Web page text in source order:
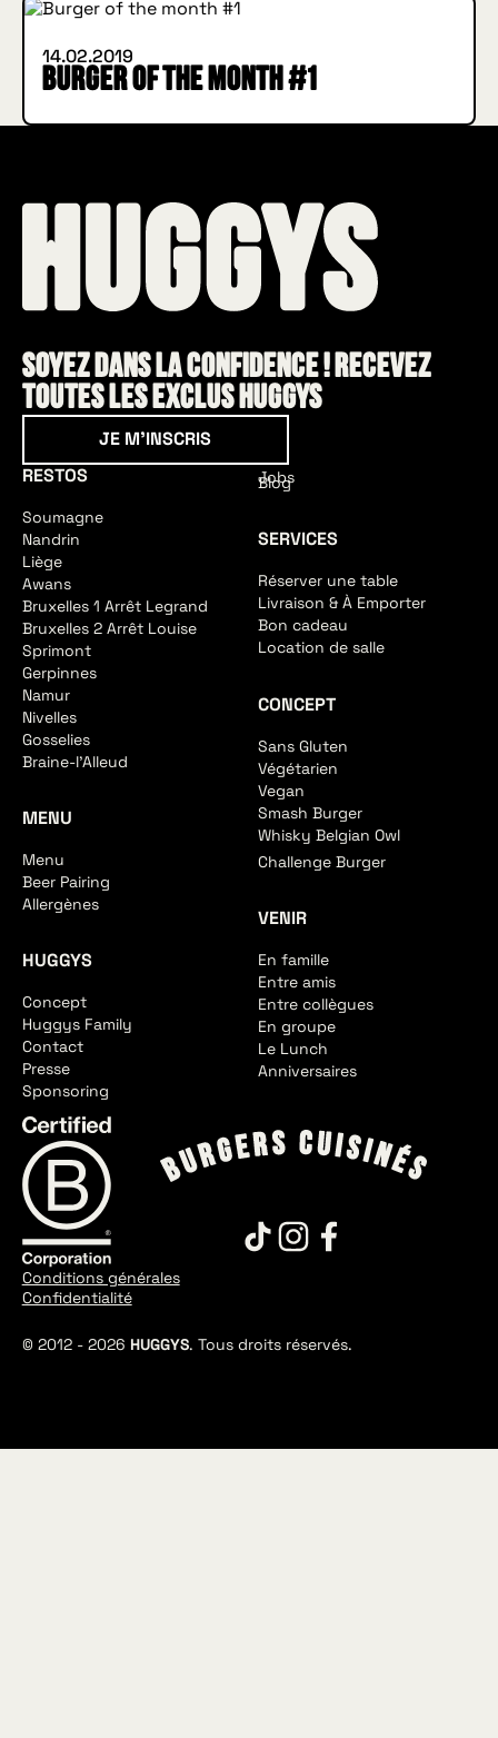
14.02.2019
Burger of the month #1
Soyez dans la confidence ! Recevez
toutes les exclus HUGGYS
JE M'INSCRIS
RESTOS
Soumagne
Nandrin
Liège
Awans
Bruxelles 1 Arrêt Legrand
Bruxelles 2 Arrêt Louise
Sprimont
Gerpinnes
Namur
Nivelles
Gosselies
Braine-l'Alleud
MENU
Menu
Beer Pairing
Allergènes
HUGGYS
Concept
Huggys Family
Contact
Presse
Sponsoring
Jobs
Blog
SERVICES
Réserver une table
Livraison & À Emporter
Bon cadeau
Location de salle
CONCEPT
Sans Gluten
Végétarien
Vegan
Smash Burger
Whisky Belgian Owl
Challenge Burger
VENIR
En famille
Entre amis
Entre collègues
En groupe
Le Lunch
Anniversaires
© 2012 - 2026 HUGGYS. Tous droits réservés.
Conditions générales
Confidentialité